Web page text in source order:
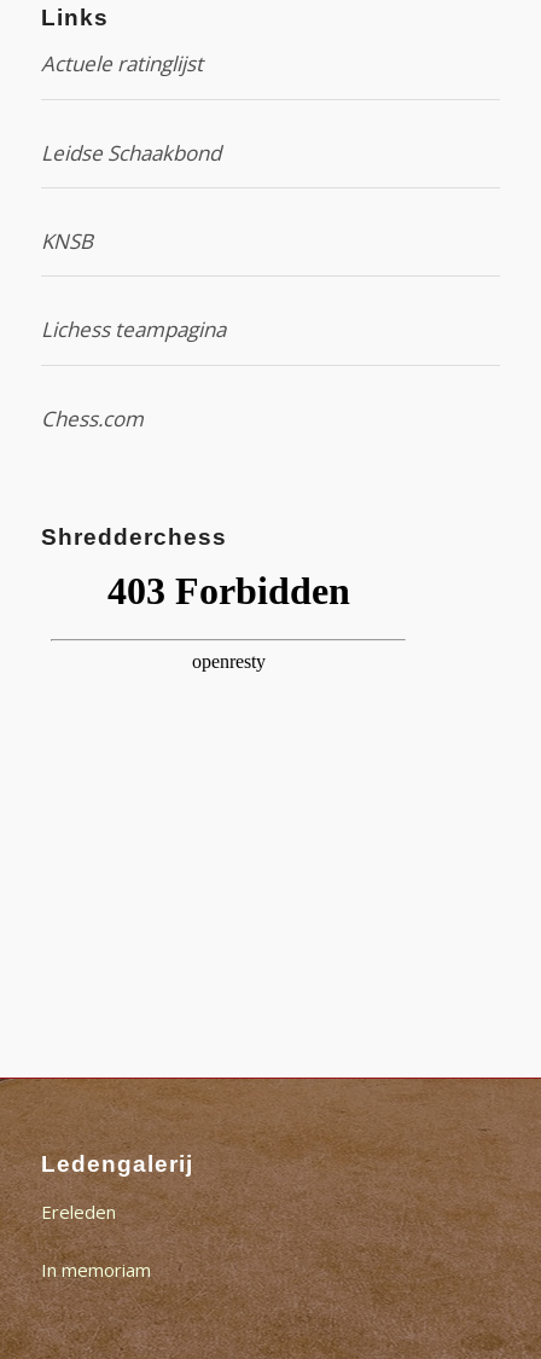
Links
Actuele ratinglijst
Leidse Schaakbond
KNSB
Lichess teampagina
Chess.com
Shredderchess
Ledengalerij
Ereleden
In memoriam